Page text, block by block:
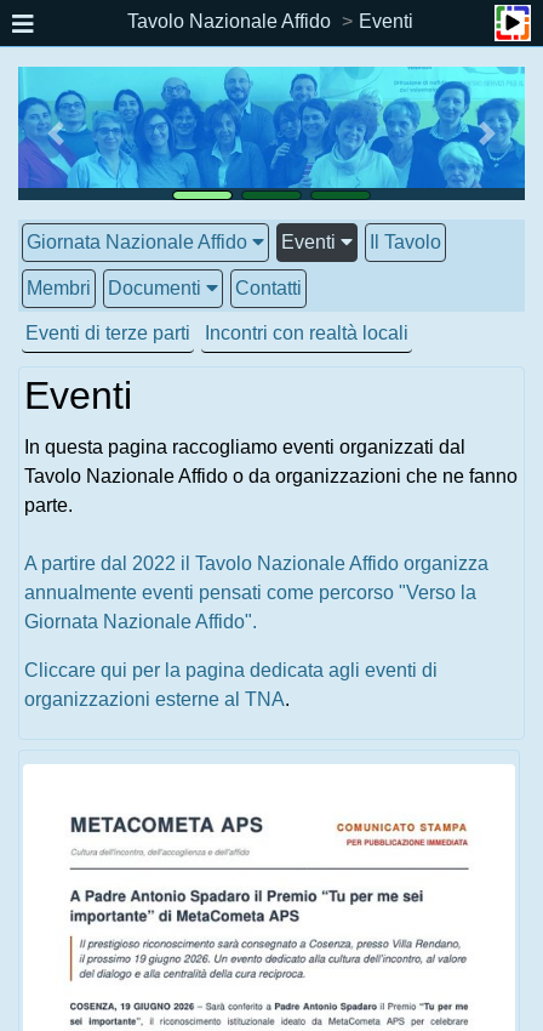
Tavolo Nazionale Affido Eventi
Giornata Nazionale Affido Eventi Il Tavolo
Membri Documenti Contatti
Eventi di terze parti Incontri con realtà locali
Eventi
In questa pagina raccogliamo eventi organizzati dal
Tavolo Nazionale Affido o da organizzazioni che ne fanno
parte.
A partire dal 2022 il Tavolo Nazionale Affido organizza
annualmente eventi pensati come percorso "Verso la
Giornata Nazionale Affido".
Cliccare qui per la pagina dedicata agli eventi di
organizzazioni esterne al TNA.